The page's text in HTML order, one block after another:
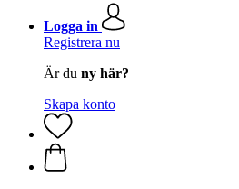
Logga in
Registrera nu
Är du ny här?
Skapa konto